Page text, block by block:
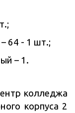
64 - 1 шт.;
– 1.
колледжа
корпуса 2